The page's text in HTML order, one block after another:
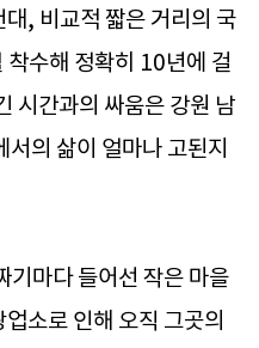
, 비교적 짧은 거리의 국
수해 정확히 10년에 걸
시간과의 싸움은 강원 남
의 삶이 얼마나 고된지
기마다 들어선 작은 마을
소로 인해 오직 그곳의